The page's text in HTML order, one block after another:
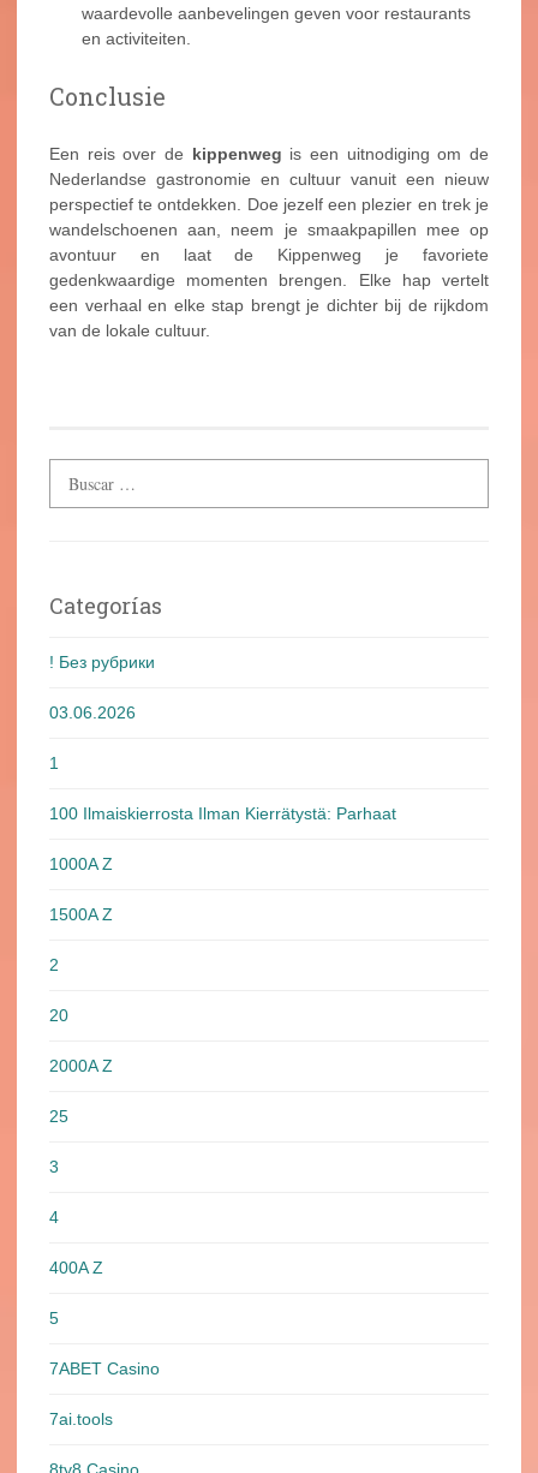
waardevolle aanbevelingen geven voor restaurants
en activiteiten.
Conclusie
Een reis over de kippenweg is een uitnodiging om de
Nederlandse gastronomie en cultuur vanuit een nieuw
perspectief te ontdekken. Doe jezelf een plezier en trek je
wandelschoenen aan, neem je smaakpapillen mee op
avontuur en laat de Kippenweg je favoriete
gedenkwaardige momenten brengen. Elke hap vertelt
een verhaal en elke stap brengt je dichter bij de rijkdom
van de lokale cultuur.
Categorías
! Без рубрики
03.06.2026
1
100 Ilmaiskierrosta Ilman Kierrätystä: Parhaat
1000A Z
1500A Z
2
20
2000A Z
25
3
4
400A Z
5
7ABET Casino
7ai.tools